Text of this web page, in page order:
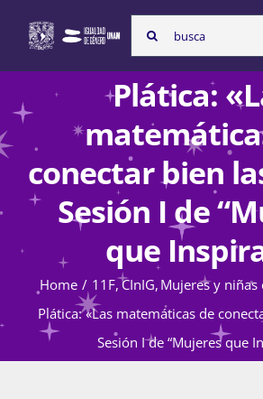
content
Search
for:
Inicio
Nosotras
Programas
Atención de la
Plática:
conectar bien
Sesión I de
que
Home 11F CInIG Mujeres y niñas
Plática: «Las matemáticas de
Sesión I de “Mujeres que